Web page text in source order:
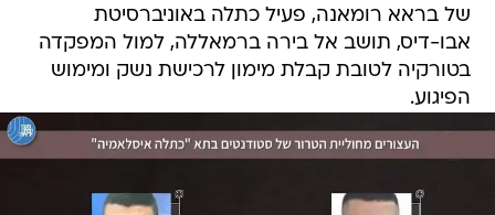
של בראא רומאנה, פעיל כתלה באוניברסיטת
אבו-דיס, תושב אל בירה ברמאללה, למול המפקדה
בטורקיה לטובת קבלת מימון לרכישת נשק ומימוש
הפיגוע.